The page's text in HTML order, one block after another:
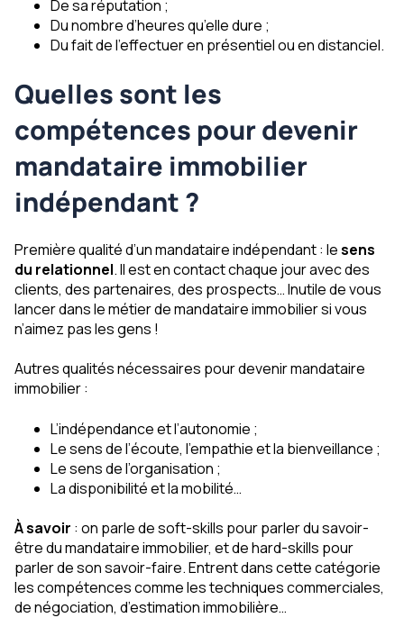
De sa réputation ;
Du nombre d’heures qu’elle dure ;
Du fait de l’effectuer en présentiel ou en distanciel.
Quelles sont les
compétences pour devenir
mandataire immobilier
indépendant ?
Première qualité d’un mandataire indépendant : lesens
du relationnel. Il est en contact chaque jour avec des
clients, des partenaires, des prospects… Inutile de vous
lancer dans le métier de mandataire immobilier si vous
n’aimez pas les gens !
Autres qualités nécessaires pour devenir mandataire
immobilier :
L’indépendance et l’autonomie ;
Le sens de l’écoute, l’empathie et la bienveillance ;
Le sens de l’organisation ;
La disponibilité et la mobilité…
À savoir : on parle de soft-skills pour parler du savoir-
être du mandataire immobilier, et de hard-skills pour
parler de son savoir-faire. Entrent dans cette catégorie
les compétences comme les techniques commerciales,
de négociation, d’estimation immobilière…